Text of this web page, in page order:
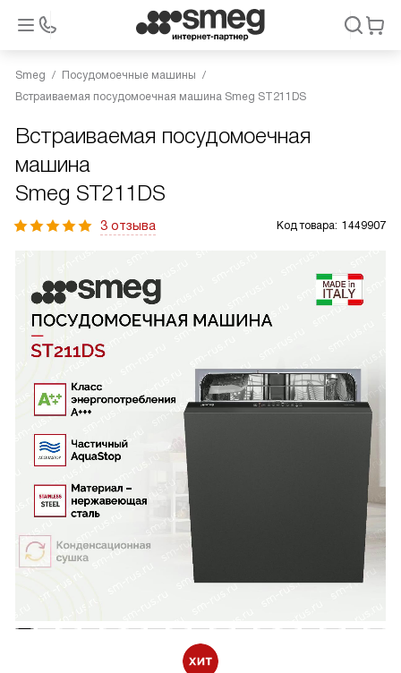
Smeg
Посудомоечные машины
Встраиваемая посудомоечная машина Smeg ST211DS
Встраиваемая посудомоечная
машина
Smeg ST211DS
3 отзыва Код товара: 1449907